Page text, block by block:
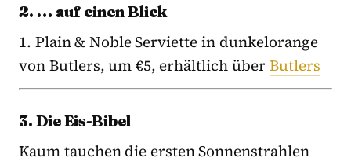
2. … auf einen Blick
1. Plain & Noble Serviette in dunkelorange
von Butlers, um €5, erhältlich überButlers
3. Die Eis-Bibel
Kaum tauchen die ersten Sonnenstrahlen